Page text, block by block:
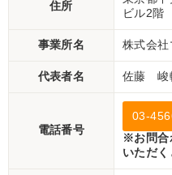
住所
ビル2階
事業所名 株式会
代表者名 佐藤 峻
電話番号
03-
※お問合
いただく